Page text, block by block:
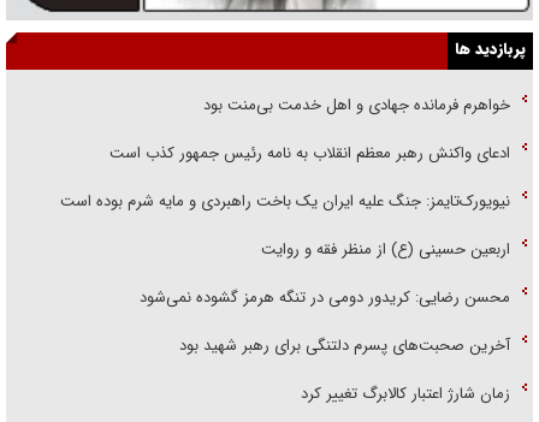
پربازدید ها
خواهرم فرمانده جهادی و اهل خدمت بی‌منت بود
ادعای واکنش رهبر معظم انقلاب به نامه رئیس جمهور کذب است
نیویورک‌تایمز: جنگ علیه ایران یک باخت راهبردی و مایه شرم بوده است
اربعین حسینی (ع) از منظر فقه و روایت
محسن رضایی: کریدور دومی در تنگه هرمز گشوده نمی‌شود
آخرین صحبت‌های پسرم دلتنگی برای رهبر شهید بود
زمان شارژ اعتبار کالابرگ تغییر کرد